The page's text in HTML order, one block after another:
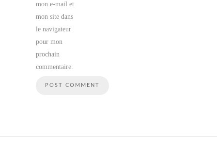
mon e-mail et
mon site dans
le navigateur
pour mon
prochain
commentaire.